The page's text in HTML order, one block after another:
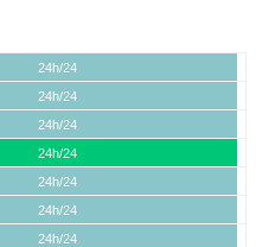
24h/24
24h/24
24h/24
24h/24
24h/24
24h/24
24h/24